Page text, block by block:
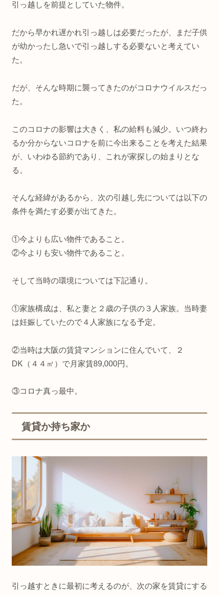
引っ越しを前提としていた物件。
だから早かれ遅かれ引っ越しは必要だったが、まだ子供
が幼かったし急いで引っ越しする必要ないと考えてい
た。
だが、そんな時期に襲ってきたのがコロナウイルスだっ
た。
このコロナの影響は大きく、私の給料も減少。いつ終わ
るか分からないコロナを前に今出来ることを考えた結果
が、いわゆる節約であり、これが家探しの始まりとな
る。
そんな経緯があるから、次の引越し先については以下の
条件を満たす必要が出てきた。
①今よりも広い物件であること。
②今よりも安い物件であること。
そして当時の環境については下記通り。
①家族構成は、私と妻と２歳の子供の３人家族。当時妻
は妊娠していたので４人家族になる予定。
②当時は大阪の賃貸マンションに住んでいて、２
DK（４４㎡）で月家賃89,000円。
③コロナ真っ最中。
賃貸か持ち家か
引っ越すときに最初に考えるのが、次の家を賃貸にする